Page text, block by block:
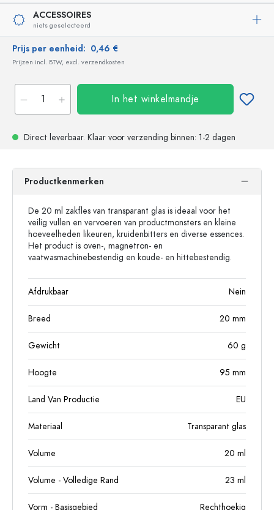
ACCESSOIRES
niets geselecteerd
Prijs per eenheid: 0,46 €
Prijzen incl. BTW, excl. verzendkosten
In het winkelmandje
Direct leverbaar. Klaar voor verzending binnen: 1-2 dagen
Productkenmerken
De 20 ml zakfles van transparant glas is ideaal voor het
veilig vullen en vervoeren van productmonsters en kleine
hoeveelheden likeuren, kruidenbitters en diverse essences.
Het product is oven-, magnetron- en
vaatwasmachinebestendig en koude- en hittebestendig.
Afdrukbaar Nein
Breed 20 mm
Gewicht 60 g
Hoogte 95 mm
Land Van Productie EU
Materiaal Transparant glas
Volume 20 ml
Volume - Volledige Rand 23 ml
Vorm - Basisgebied Rechthoekig